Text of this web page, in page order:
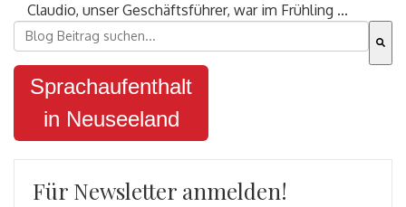
Claudio, unser Geschäftsführer, war im Frühling ...
Dies ist ein Suchfeld mit einer automatischen
Es gibt keine Vorschläge, da das Suchfeld leer ist.
Sprachaufenthalt
in Neuseeland
Für Newsletter anmelden!